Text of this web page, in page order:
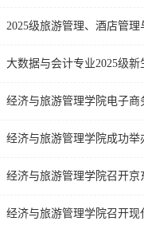
2025级旅游管理、酒店管
大数据与会计专业2025级
经济与旅游管理学院电子商
经济与旅游管理学院成功
经济与旅游管理学院召开
经济与旅游管理学院召开